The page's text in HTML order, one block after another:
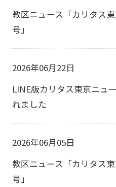
教区ニュース「カリタス
号」
2026年06月22日
LINE版カリタス東京ニュ
れました
2026年06月05日
教区ニュース「カリタス
号」